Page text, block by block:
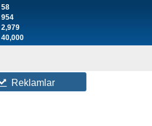
58
954
2,979
40,000
Reklamlar